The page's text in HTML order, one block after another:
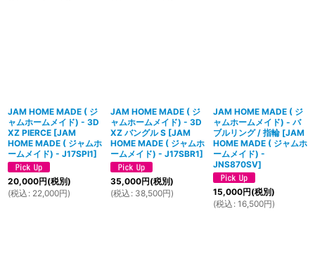
JAM HOME MADE ( ジ
ャムホームメイド) - 3D
XZ PIERCE [JAM
HOME MADE ( ジャムホ
ームメイド) - J17SPI1]
20,000円(税別)
(税込 : 22,000円)
JAM HOME MADE ( ジ
ャムホームメイド) - 3D
XZ バングル S [JAM
HOME MADE ( ジャムホ
ームメイド) - J17SBR1]
35,000円(税別)
(税込 : 38,500円)
JAM HOME MADE ( ジ
ャムホームメイド) - バ
ブルリング / 指輪 [JAM
HOME MADE ( ジャムホ
ームメイド) -
JNS870SV]
15,000円(税別)
(税込 : 16,500円)